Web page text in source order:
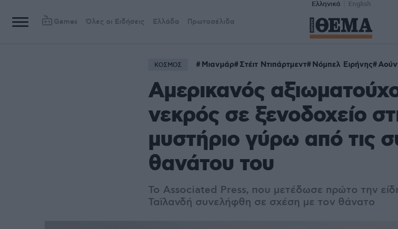
Ελληνικά English
Games Όλες οι Ειδήσεις Ελλάδα Πρωτοσέλιδα
ΚΟΣΜΟΣ Μιανμάρ Στέιτ Ντιπάρτμεντ Νόμπελ Ειρήνης
Αμερικανός
νεκρός σε ξενοδοχείο
μυστήριο γύρω από τις
θανάτου του
Το Associated Press, που μετέδωσε πρώτο την
Ταϊλανδή συνελήφθη σε σχέση με τον θάνατο